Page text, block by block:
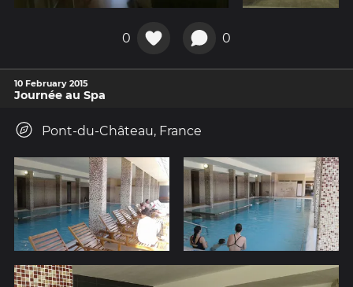
0 0
10 February 2015
Journée au Spa
Pont-du-Château, France